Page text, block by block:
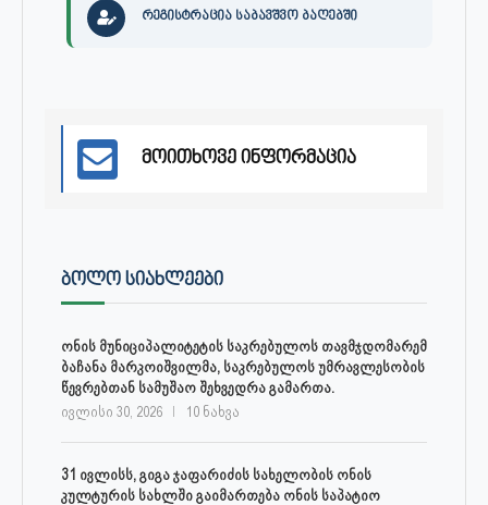
რეგისტრაცია საბავშვო ბაღებში
მოითხოვე ინფორმაცია
ᲑᲝᲚᲝ ᲡᲘᲐᲮᲚᲔᲔᲑᲘ
ონის მუნიციპალიტეტის საკრებულოს თავმჯდომარემ
ბაჩანა მარკოიშვილმა, საკრებულოს უმრავლესობის
წევრებთან სამუშაო შეხვედრა გამართა.
ივლისი 30, 2026 10 ნახვა
31 ივლისს, გიგა ჯაფარიძის სახელობის ონის
კულტურის სახლში გაიმართება ონის საპატიო